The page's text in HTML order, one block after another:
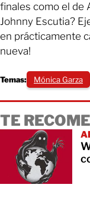
finales como el de
Johnny Escutia?
en prácticamente
nueva!
Temas: Mónica Garza
TE